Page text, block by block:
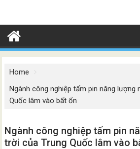
Home
Ngành công nghiệp tấm pin năng lượng
Quốc lâm vào bất ổn
Ngành công nghiệp tấm pin
trời của Trung Quốc lâm vào